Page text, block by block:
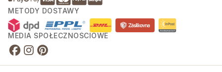
METODY DOSTAWY
MEDIA SPOŁECZNOŚCIOWE